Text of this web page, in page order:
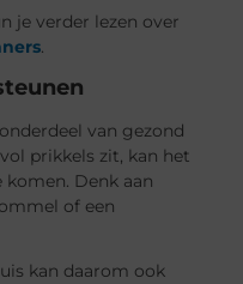
je verder lezen over
.
van gezond
prikkels zit, kan het
Denk aan
of een
kan daarom ook